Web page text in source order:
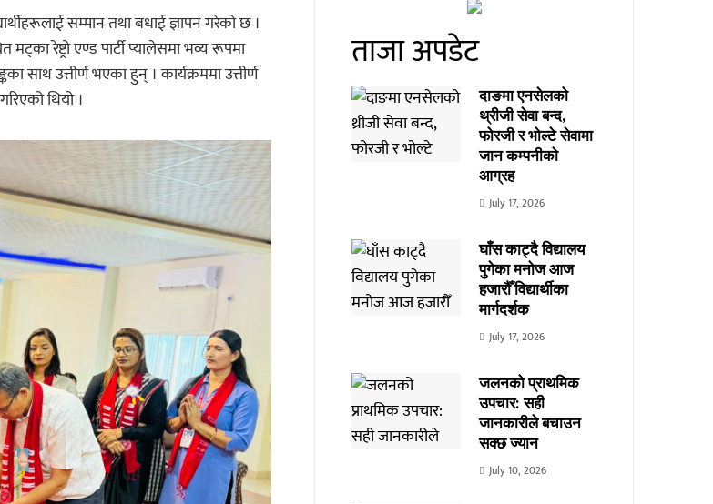
सम्मान तथा बधाई ज्ञापन गरेको छ ।
रेष्ट्रो एण्ड पार्टी प्यालेसमा भव्य रूपमा
साथ उत्तीर्ण भएका हुन् । कार्यक्रममा उत्तीर्ण
थियो ।
ताजा अपडेट
दाङमा एनसेलको
थ्रीजी सेवा बन्द,
फोरजी र भोल्टे सेवामा
जान कम्पनीको
आग्रह
July 17, 2026
घाँस काट्दै विद्यालय
पुगेका मनोज आज
हजारौँ विद्यार्थीका
मार्गदर्शक
July 17, 2026
जलनको प्राथमिक
उपचार: सही
जानकारीले बचाउन
सक्छ ज्यान
July 10, 2026